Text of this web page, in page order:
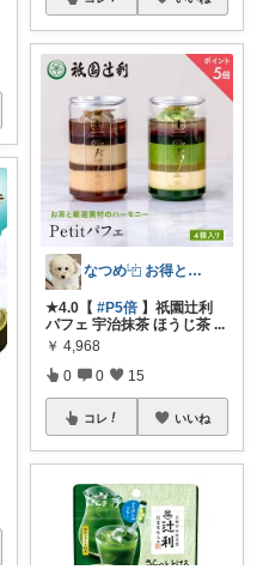
なつめ⿻ お得と洗練アイテム探し🐾
★4.0【#P5倍 】祇園辻利
パフェ 宇治抹茶 ほうじ茶...
￥ 4,968
0 0 15
コレ いいね